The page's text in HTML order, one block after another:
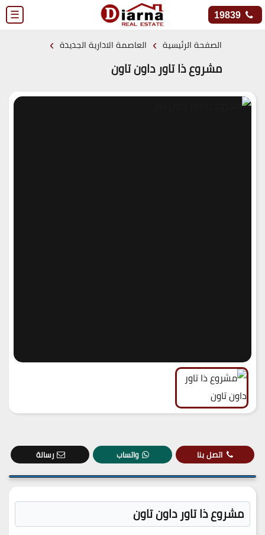
☰ 19839
الصفحة الرئيسية › العاصمة الادارية الجديدة ›
مشروع ذا تاور داون تاون
اتصل بنا واتساب رسالة
مشروع ذا تاور داون تاون